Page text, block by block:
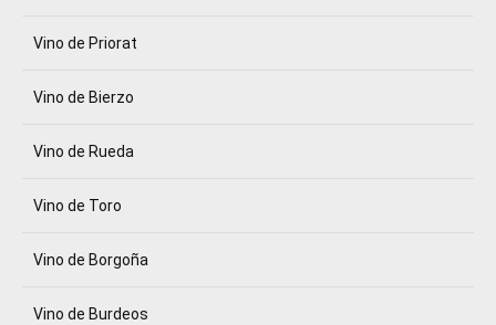
Vino de Priorat
Vino de Bierzo
Vino de Rueda
Vino de Toro
Vino de Borgoña
Vino de Burdeos